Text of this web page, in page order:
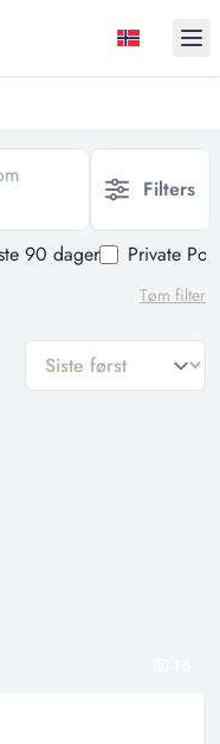
Filters
90 dager Private
Tøm filter
general.sort-by